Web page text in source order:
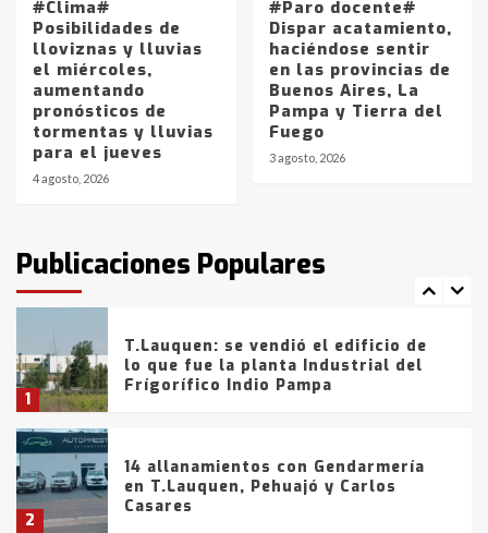
#Clima#
Posibilidades de
lloviznas y lluvias
el miércoles,
aumentando
pronósticos de
tormentas y lluvias
para el jueves
4 agosto, 2026
#Paro docente#
Dispar acatamiento,
haciéndose sentir
en las provincias de
Buenos Aires, La
Pampa y Tierra del
Fuego
3 agosto, 2026
Publicaciones Populares
5
entre 857 a 1338 pesos
6
La Bolsa de Cereales de Bahía
Blanca anticipa que Agosto vendrá
con lluvias y heladas, en gran parte
de la provincia
fueron detenidos por
comercialización de drogas en la
tarde del sábado
1
T.Lauquen: se vendió el edificio de
lo que fue la planta Industrial del
Frígorífico Indio Pampa
2
14 allanamientos con Gendarmería
en T.Lauquen, Pehuajó y Carlos
Casares